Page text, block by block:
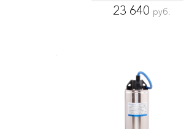
23 640 руб.